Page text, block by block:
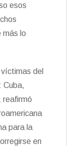
esos
más lo
del
: Cuba,
reafirmó
para la
en